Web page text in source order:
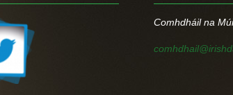
Comhdháil na